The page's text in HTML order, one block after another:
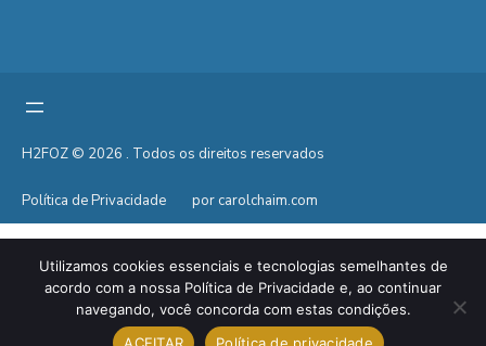
H2FOZ © 2026 . Todos os direitos reservados
Política de Privacidade por carolchaim.com
Utilizamos cookies essenciais e tecnologias semelhantes de
acordo com a nossa Política de Privacidade e, ao continuar
navegando, você concorda com estas condições.
ACEITAR
Política de privacidade